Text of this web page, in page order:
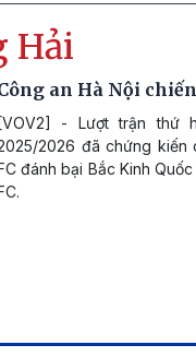
Hải
an Hà Nội
[VOV2] - Lượt trận thứ
2026 đã chứng kiến
đánh bại Bắc Kinh